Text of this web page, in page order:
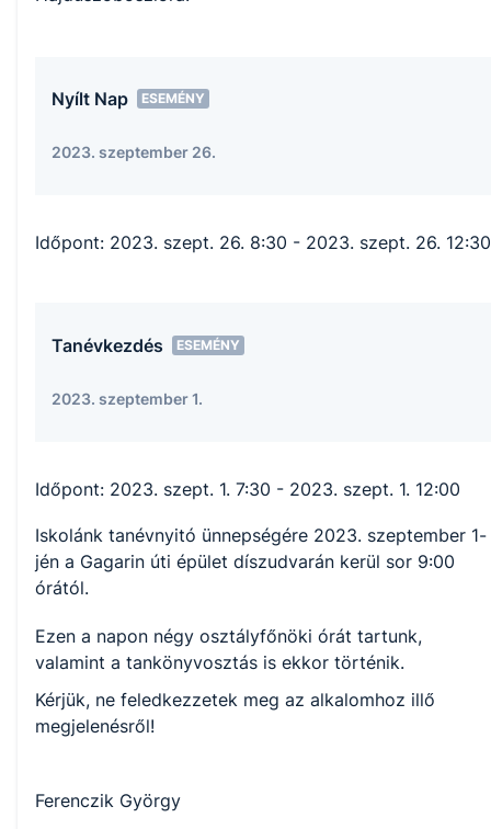
Nyílt Nap ESEMÉNY
2023. szeptember 26.
Időpont: 2023. szept. 26. 8:30 - 2023. szept. 26. 12:30
Tanévkezdés ESEMÉNY
2023. szeptember 1.
Időpont: 2023. szept. 1. 7:30 - 2023. szept. 1. 12:00
Iskolánk tanévnyitó ünnepségére 2023. szeptember 1-
jén a Gagarin úti épület díszudvarán kerül sor 9:00
órától.
Ezen a napon négy osztályfőnöki órát tartunk,
valamint a tankönyvosztás is ekkor történik.
Kérjük, ne feledkezzetek meg az alkalomhoz illő
megjelenésről!
Ferenczik György